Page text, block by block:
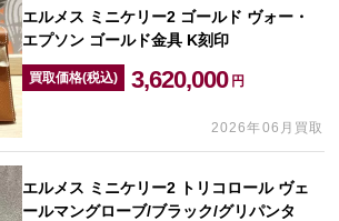
エルメス ミニケリー2 ゴールド ヴォー・
エプソン ゴールド金具 K刻印
買取価格(税込) 3,620,000 円
2026年06月買取
エルメス ミニケリー2 トリコロール ヴェ
ールマングローブ/ブラック/グリパンタ